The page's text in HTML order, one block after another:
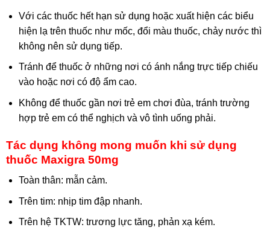
Với các thuốc hết hạn sử dụng hoặc xuất hiện các biểu
hiện lạ trên thuốc như mốc, đổi màu thuốc, chảy nước thì
không nên sử dụng tiếp.
Tránh để thuốc ở những nơi có ánh nắng trực tiếp chiếu
vào hoặc nơi có độ ẩm cao.
Không để thuốc gần nơi trẻ em chơi đùa, tránh trường
hợp trẻ em có thể nghịch và vô tình uống phải.
Tác dụng không mong muốn khi sử dụng
thuốc Maxigra 50mg
Toàn thân: mẫn cảm.
Trên tim: nhịp tim đập nhanh.
Trên hệ TKTW: trương lực tăng, phản xạ kém.